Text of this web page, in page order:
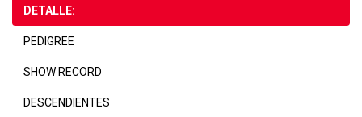
DETALLE:
PEDIGREE
SHOW RECORD
DESCENDIENTES